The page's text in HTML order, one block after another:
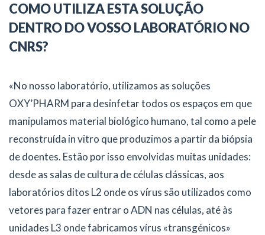
COMO UTILIZA ESTA SOLUÇÃO
DENTRO DO VOSSO LABORATÓRIO NO
CNRS?
«No nosso laboratório, utilizamos as soluções
OXY’PHARM para desinfetar todos os espaços em que
manipulamos material biológico humano, tal como a pele
reconstruída in vitro que produzimos a partir da biópsia
de doentes. Estão por isso envolvidas muitas unidades:
desde as salas de cultura de células clássicas, aos
laboratórios ditos L2 onde os vírus são utilizados como
vetores para fazer entrar o ADN nas células, até às
unidades L3 onde fabricamos vírus «transgénicos»